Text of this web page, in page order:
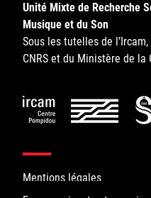
Unité Mixte de Recherche
Musique et du Son
Sous les tutelles de
CNRS et du Ministère de la
Mentions légales